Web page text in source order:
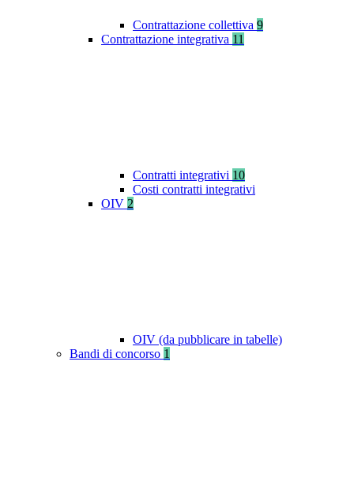
Contrattazione collettiva 9
Contrattazione integrativa 11
Contratti integrativi 10
Costi contratti integrativi
OIV 2
OIV (da pubblicare in tabelle)
Bandi di concorso 1